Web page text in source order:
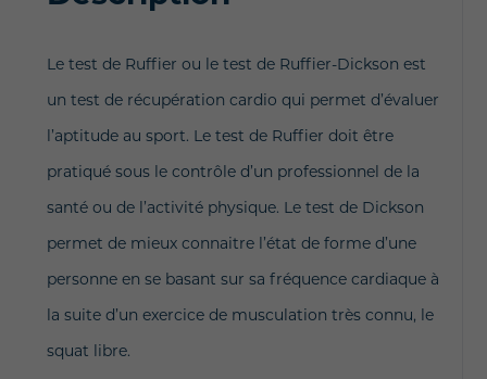
Le test de Ruffier ou le test de Ruffier-Dickson est
un test de récupération cardio qui permet d’évaluer
l’aptitude au sport. Le test de Ruffier doit être
pratiqué sous le contrôle d’un professionnel de la
santé ou de l’activité physique. Le test de Dickson
permet de mieux connaitre l’état de forme d’une
personne en se basant sur sa fréquence cardiaque à
la suite d’un exercice de musculation très connu, le
squat libre.